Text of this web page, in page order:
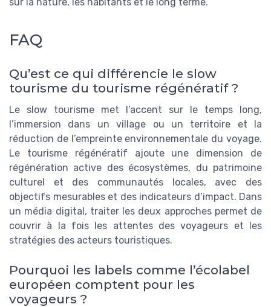
FAQ
Qu’est ce qui différencie le slow
tourisme du tourisme régénératif ?
Le slow tourisme met l’accent sur le temps long,
l’immersion dans un village ou un territoire et la
réduction de l’empreinte environnementale du voyage.
Le tourisme régénératif ajoute une dimension de
régénération active des écosystèmes, du patrimoine
culturel et des communautés locales, avec des
objectifs mesurables et des indicateurs d’impact. Dans
un média digital, traiter les deux approches permet de
couvrir à la fois les attentes des voyageurs et les
stratégies des acteurs touristiques.
Pourquoi les labels comme l’écolabel
européen comptent pour les
voyageurs ?